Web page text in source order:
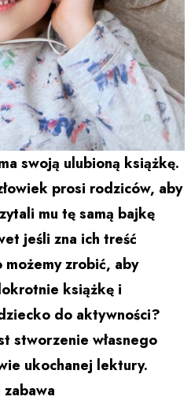
swoją ulubioną książkę.
prosi rodziców, aby
mu tę samą bajkę
jeśli zna ich treść
możemy zrobić, aby
książkę i
do aktywności?
stworzenie własnego
ukochanej lektury.
zabawa